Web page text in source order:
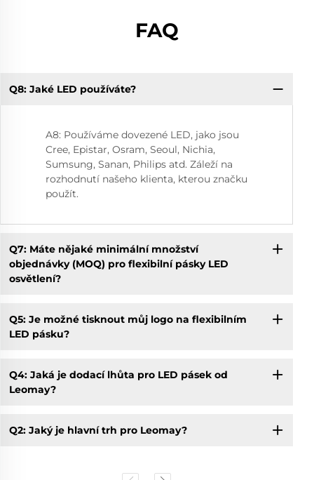
FAQ
Q8: Jaké LED používáte?
A8: Používáme dovezené LED, jako jsou
Cree, Epistar, Osram, Seoul, Nichia,
Sumsung, Sanan, Philips atd. Záleží na
rozhodnutí našeho klienta, kterou značku
použít.
Q7: Máte nějaké minimální množství
objednávky (MOQ) pro flexibilní pásky LED
osvětlení?
Q5: Je možné tisknout můj logo na flexibilním
LED pásku?
Q4: Jaká je dodací lhůta pro LED pásek od
Leomay?
Q2: Jaký je hlavní trh pro Leomay?